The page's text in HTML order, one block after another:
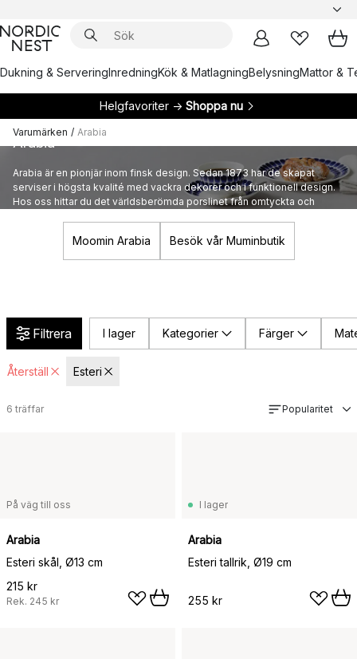
Dukning & ServeringInredningKök & MatlagningBelysningMattor &
Helgfavoriter → Shoppa nu
Varumärken / Arabia
Arabia
Arabia är en pionjär inom finsk design. Sedan 1873 har de skapat
serviser i högsta kvalité med vackra dekorer och i funktionell design.
Hos oss hittar du det världsberömda porslinet från omtyckta och
Moomin Arabia Besök vår Muminbutik
Filtrera I lager Kategorier Färger
Återställ Esteri
6 träffar Popularitet
På väg till oss
Arabia
Esteri skål, Ø13 cm
215 kr
Rek. 245 kr
I lager
Arabia
Esteri tallrik, Ø19 cm
255 kr